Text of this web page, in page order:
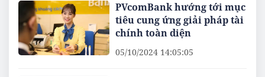
PVcomBank hướng tới mục
tiêu cung ứng giải pháp tài
chính toàn diện
05/10/2024 14:05:05